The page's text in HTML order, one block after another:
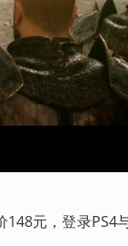
元，登录PS4